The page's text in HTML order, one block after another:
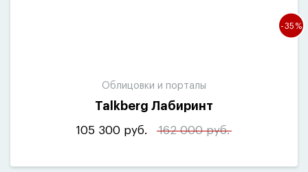
-35%
Облицовки и порталы
Talkberg Лабиринт
105 300 руб. 162 000 руб.